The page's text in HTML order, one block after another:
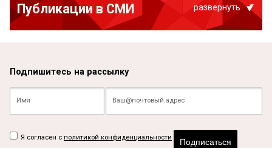
Публикации в СМИ развернуть
Подпишитесь на рассылку
Я согласен с политикой конфиденциальности
Подписаться